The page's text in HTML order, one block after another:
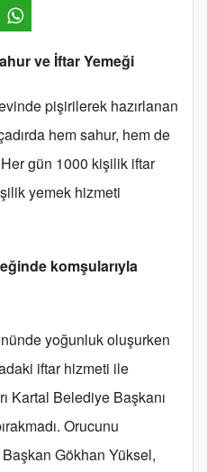
ve İftar Yemeği
pişirilerek hazırlanan
hem sahur, hem de
gün 1000 kişilik iftar
yemek hizmeti
komşularıyla
yoğunluk oluşurken
iftar hizmeti ile
Kartal Belediye Başkanı
Orucunu
Gökhan Yüksel,